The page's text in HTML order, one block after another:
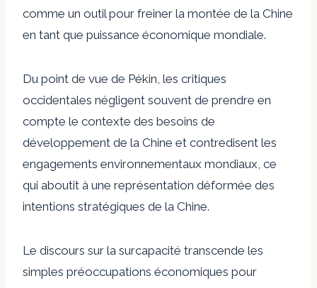
comme un outil pour freiner la montée de la Chine
en tant que puissance économique mondiale.
Du point de vue de Pékin, les critiques
occidentales négligent souvent de prendre en
compte le contexte des besoins de
développement de la Chine et contredisent les
engagements environnementaux mondiaux, ce
qui aboutit à une représentation déformée des
intentions stratégiques de la Chine.
Le discours sur la surcapacité transcende les
simples préoccupations économiques pour